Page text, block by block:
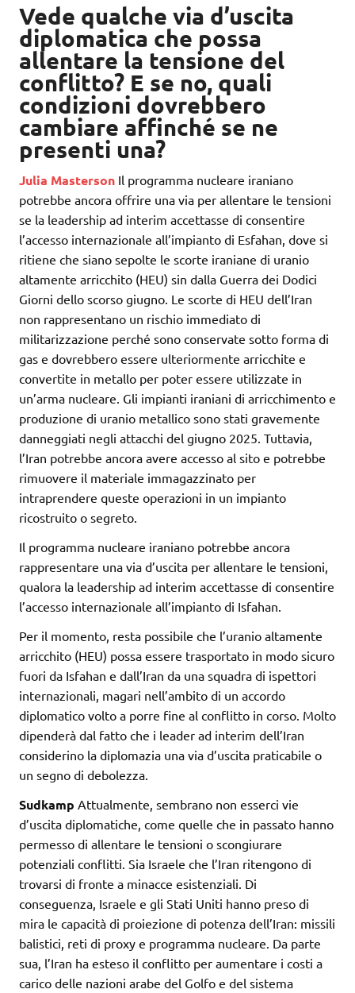
Vede qualche via d’uscita
diplomatica che possa
allentare la tensione del
conflitto? E se no, quali
condizioni dovrebbero
cambiare affinché se ne
presenti una?
Julia Masterson Il programma nucleare iraniano
potrebbe ancora offrire una via per allentare le tensioni
se la leadership ad interim accettasse di consentire
l’accesso internazionale all’impianto di Esfahan, dove si
ritiene che siano sepolte le scorte iraniane di uranio
altamente arricchito (HEU) sin dalla Guerra dei Dodici
Giorni dello scorso giugno. Le scorte di HEU dell’Iran
non rappresentano un rischio immediato di
militarizzazione perché sono conservate sotto forma di
gas e dovrebbero essere ulteriormente arricchite e
convertite in metallo per poter essere utilizzate in
un’arma nucleare. Gli impianti iraniani di arricchimento e
produzione di uranio metallico sono stati gravemente
danneggiati negli attacchi del giugno 2025. Tuttavia,
l’Iran potrebbe ancora avere accesso al sito e potrebbe
rimuovere il materiale immagazzinato per
intraprendere queste operazioni in un impianto
ricostruito o segreto.
Il programma nucleare iraniano potrebbe ancora
rappresentare una via d’uscita per allentare le tensioni,
qualora la leadership ad interim accettasse di consentire
l’accesso internazionale all’impianto di Isfahan.
Per il momento, resta possibile che l’uranio altamente
arricchito (HEU) possa essere trasportato in modo sicuro
fuori da Isfahan e dall’Iran da una squadra di ispettori
internazionali, magari nell’ambito di un accordo
diplomatico volto a porre fine al conflitto in corso. Molto
dipenderà dal fatto che i leader ad interim dell’Iran
considerino la diplomazia una via d’uscita praticabile o
un segno di debolezza.
Sudkamp Attualmente, sembrano non esserci vie
d’uscita diplomatiche, come quelle che in passato hanno
permesso di allentare le tensioni o scongiurare
potenziali conflitti. Sia Israele che l’Iran ritengono di
trovarsi di fronte a minacce esistenziali. Di
conseguenza, Israele e gli Stati Uniti hanno preso di
mira le capacità di proiezione di potenza dell’Iran: missili
balistici, reti di proxy e programma nucleare. Da parte
sua, l’Iran ha esteso il conflitto per aumentare i costi a
carico delle nazioni arabe del Golfo e del sistema